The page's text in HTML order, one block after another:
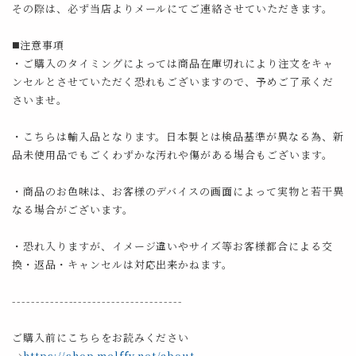
その際は、必ず当店よりメールにてご連絡させていただきます。
◼️注意事項
・ご購入のタイミングによっては商品在庫切れにより注文をキャ
ンセルとさせていただく恐れもございますので、予めご了承くだ
さいませ。
・こちらは輸入品となります。日本製とは検品基準が異なる為、新
品未使用品でもごくわずかな汚れや傷がある場合もございます。
・商品のお色味は、お客様のデバイスの画面によって実物と若干異
なる場合がございます。
・恐れ入りますが、イメージ違いやサイズ等お客様都合による交
換・返品・キャンセルは対応出来かねます。
------------------------------------
ご購入前にこちらをお読みください